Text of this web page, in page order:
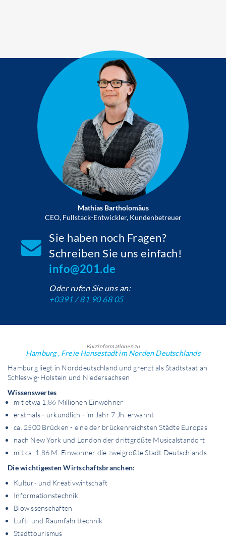
Mathias Bartholomäus
CEO, Fullstack-Entwickler, Kundenbetreuer
Sie haben noch Fragen?
Schreiben Sie uns einfach!
info@201.de
Oder rufen Sie uns an:
+0391 / 81 90 68 05
Kurzinformationen zu
Hamburg , Freie Hansestadt im Norden Deutschlands
Hamburg liegt in Norddeutschland und grenzt als Stadtstaat an
Schleswig-Holstein und Niedersachsen
Wissenswertes
mit etwa 1,86 Millionen Einwohner
erstmals - urkundlich - im Jahr 7 Jh. erwähnt
ca. 2500 Brücken - eine der brückenreichsten Städte Europas
nach New York und London der drittgrößte Musicalstandort
mit ca. 1,86 M. Einwohner die zweigrößte Stadt Deutschlands
Die wichtigesten Wirtschaftsbranchen:
Kultur- und Kreativwirtschaft
Informationstechnik
Biowissenschaften
Luft- und Raumfahrttechnik
Stadttourismus